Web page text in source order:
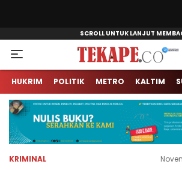
Tekape.co
Jendela Informasi Kita
HUKRIM POLITIK METRO KALTIM
KRIMINAL